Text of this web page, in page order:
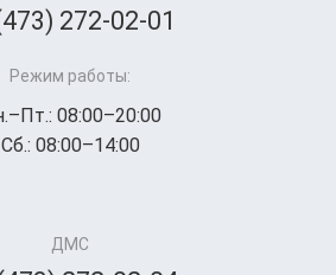
272-02-01
Режим работы:
08:00–20:00
Сб.: 08:00–14:00
ДМС